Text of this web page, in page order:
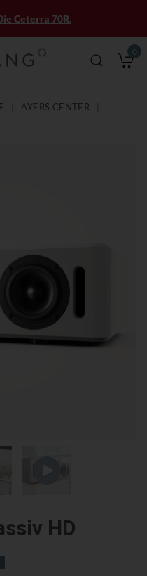
0
Ceterra 70R.
AYERS CENTER
HD